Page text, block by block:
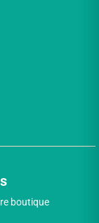
boutique